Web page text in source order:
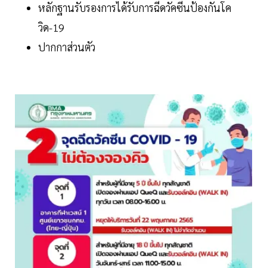
หลักฐานรับรองการได้รับการฉีดวัคซีนป้องกันโค
วิด-19
ปากกาส่วนตัว